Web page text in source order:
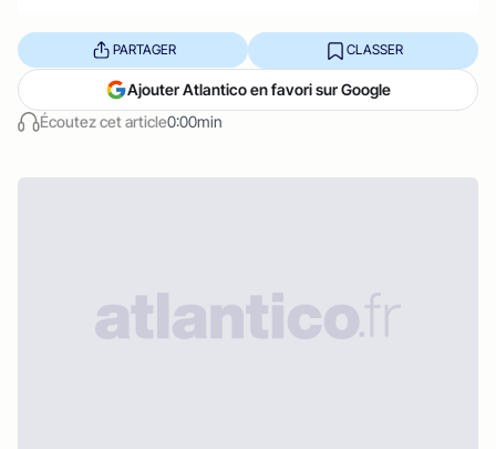
Écoutez cet article0:00min
PARTAGER CLASSER
Ajouter Atlantico en favori sur Google